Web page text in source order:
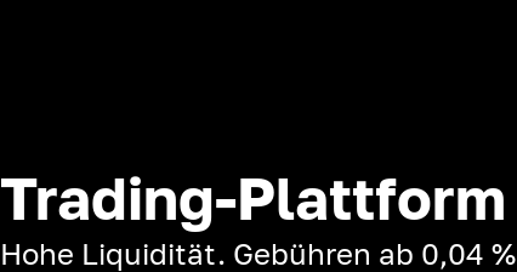
Trading-Plattform
Hohe Liquidität. Gebühren ab 0,04 %